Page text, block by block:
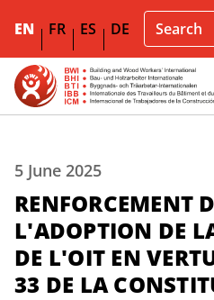
EN FR ES DE
5 June 2025
RENFORCEMENT
L'ADOPTION DE
DE L'OIT EN
33 DE LA